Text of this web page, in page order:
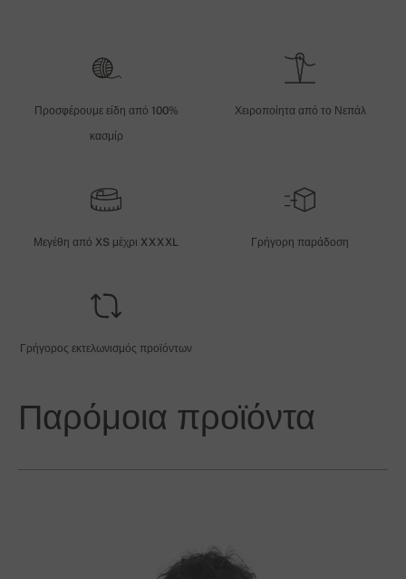
Προσφέρουμε είδη από 100%
κασμίρ
Χειροποίητα από το Νεπάλ
Μεγέθη από XS μέχρι XXXXL Γρήγορη παράδοση
Γρήγορος εκτελωνισμός προϊόντων
Παρόμοια προϊόντα